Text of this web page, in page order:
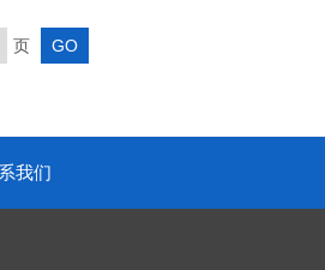
页
我们